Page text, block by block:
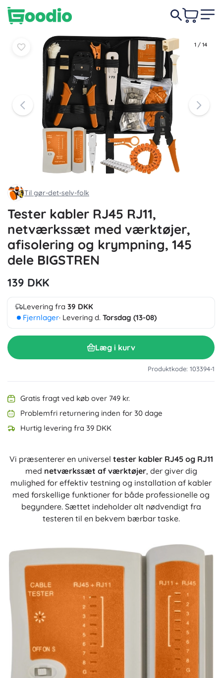
1 / 14
Til gør-det-selv-folk
Tester kabler RJ45 RJ11,
netværkssæt med værktøjer,
afisolering og krympning, 145
dele BIGSTREN
139 DKK
Levering fra 39 DKK
Fjernlager· Levering d. Torsdag (13-08)
Læg i kurv
Produktkode: 103394-1
Gratis fragt ved køb over 749 kr.
Problemfri returnering inden for 30 dage
Hurtig levering fra 39 DKK
Vi præsenterer en universel tester kabler RJ45 og RJ11
med netværkssæt af værktøjer, der giver dig
mulighed for effektiv testning og installation af kabler
med forskellige funktioner for både professionelle og
begyndere. Sættet indeholder alt nødvendigt fra
testeren til en bekvem bærbar taske.
139 DKK
Læg i